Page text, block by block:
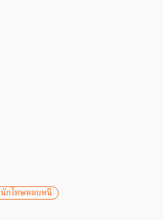
นักโทษหลบหนี